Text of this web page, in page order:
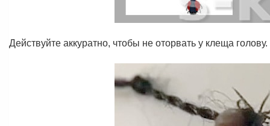
Действуйте аккуратно, чтобы не оторвать у клеща